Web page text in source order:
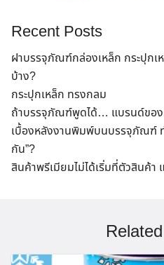
Recent Posts
ฝาบรรจุภัณฑ์กล่องเหล็ก กระปุกเ
บ้าง?
กระปุกเหล็ก ทรงกลม
ถ้าบรรจุภัณฑ์พูดได้… แบรนด์ของ
เบื้องหลังงานพิมพ์บนบรรจุภัณฑ์
กัน”?
สินค้าพรีเมียมไม่ได้เริ่มที่ตัวสินค้า